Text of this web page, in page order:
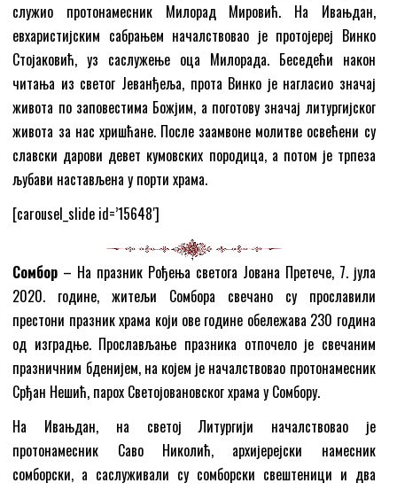
служио протонамесник Милорад Мировић. На Ивањдан,
евхаристијским сабрањем началствовао је протојереј Винко
Стојаковић, уз саслужење оца Милорада. Беседећи након
читања из светог Јеванђеља, прота Винко је нагласио значај
живота по заповестима Божјим, а поготову значај литургијског
живота за нас хришћане. После заамвоне молитве освећени су
славски дарови девет кумовских породица, а потом је трпеза
љубави настављена у порти храма.
[carousel_slide id=’15648′]
Сомбор – На празник Рођења светога Јована Претече, 7. јула
2020. године, житељи Сомборa свечано су прославили
престони празник храма који ове године обележава 230 година
од изградње. Прослављање празника отпочело је свечаним
празничним бденијем, на којем је началствовао протонамесник
Срђан Нешић, парох Светојовановског храма у Сомбору.
На Ивањдан, на светој Литургији началствовао је
протонамесник Саво Николић, архијерејски намесник
сомборски, а саслуживали су сомборски свештеници и два